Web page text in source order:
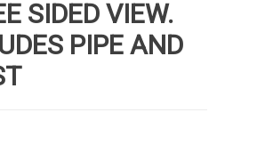
SIDED VIEW.
PIPE AND